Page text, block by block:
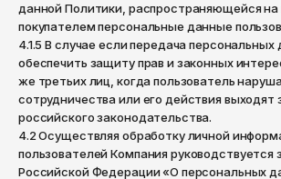
данной Политики, распространяющейся на
покупателем персональные данные
4.1.5 В случае если передача персональных
обеспечить защиту прав и законных
же третьих лиц, когда пользователь
сотрудничества или его действия выходят
российского законодательства.
4.2 Осуществляя обработку личной
пользователей Компания руководствуется
Российской Федерации «О персональных
Петропавловск-Камчатский
Псков
Ростов-на-Дону
Рязань
Самара
Санкт-Петербург